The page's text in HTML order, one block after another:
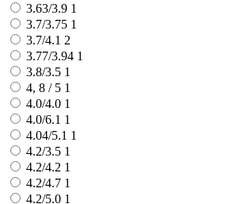
3.63/3.9 1
3.7/3.75 1
3.7/4.1 2
3.77/3.94 1
3.8/3.5 1
4, 8 / 5 1
4.0/4.0 1
4.0/6.1 1
4.04/5.1 1
4.2/3.5 1
4.2/4.2 1
4.2/4.7 1
4.2/5.0 1